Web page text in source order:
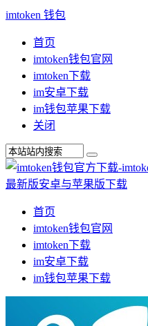
imtoken 钱包
首页
imtoken钱包官网
imtoken下载
im安卓下载
im钱包苹果下载
关闭
首页
imtoken钱包官网
imtoken下载
im安卓下载
im钱包苹果下载